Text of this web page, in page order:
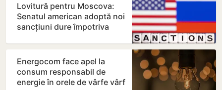
Lovitură pentru Moscova:
Senatul american adoptă noi
sancțiuni dure împotriva
Energocom face apel la
consum responsabil de
energie în orele de vârfe vârf